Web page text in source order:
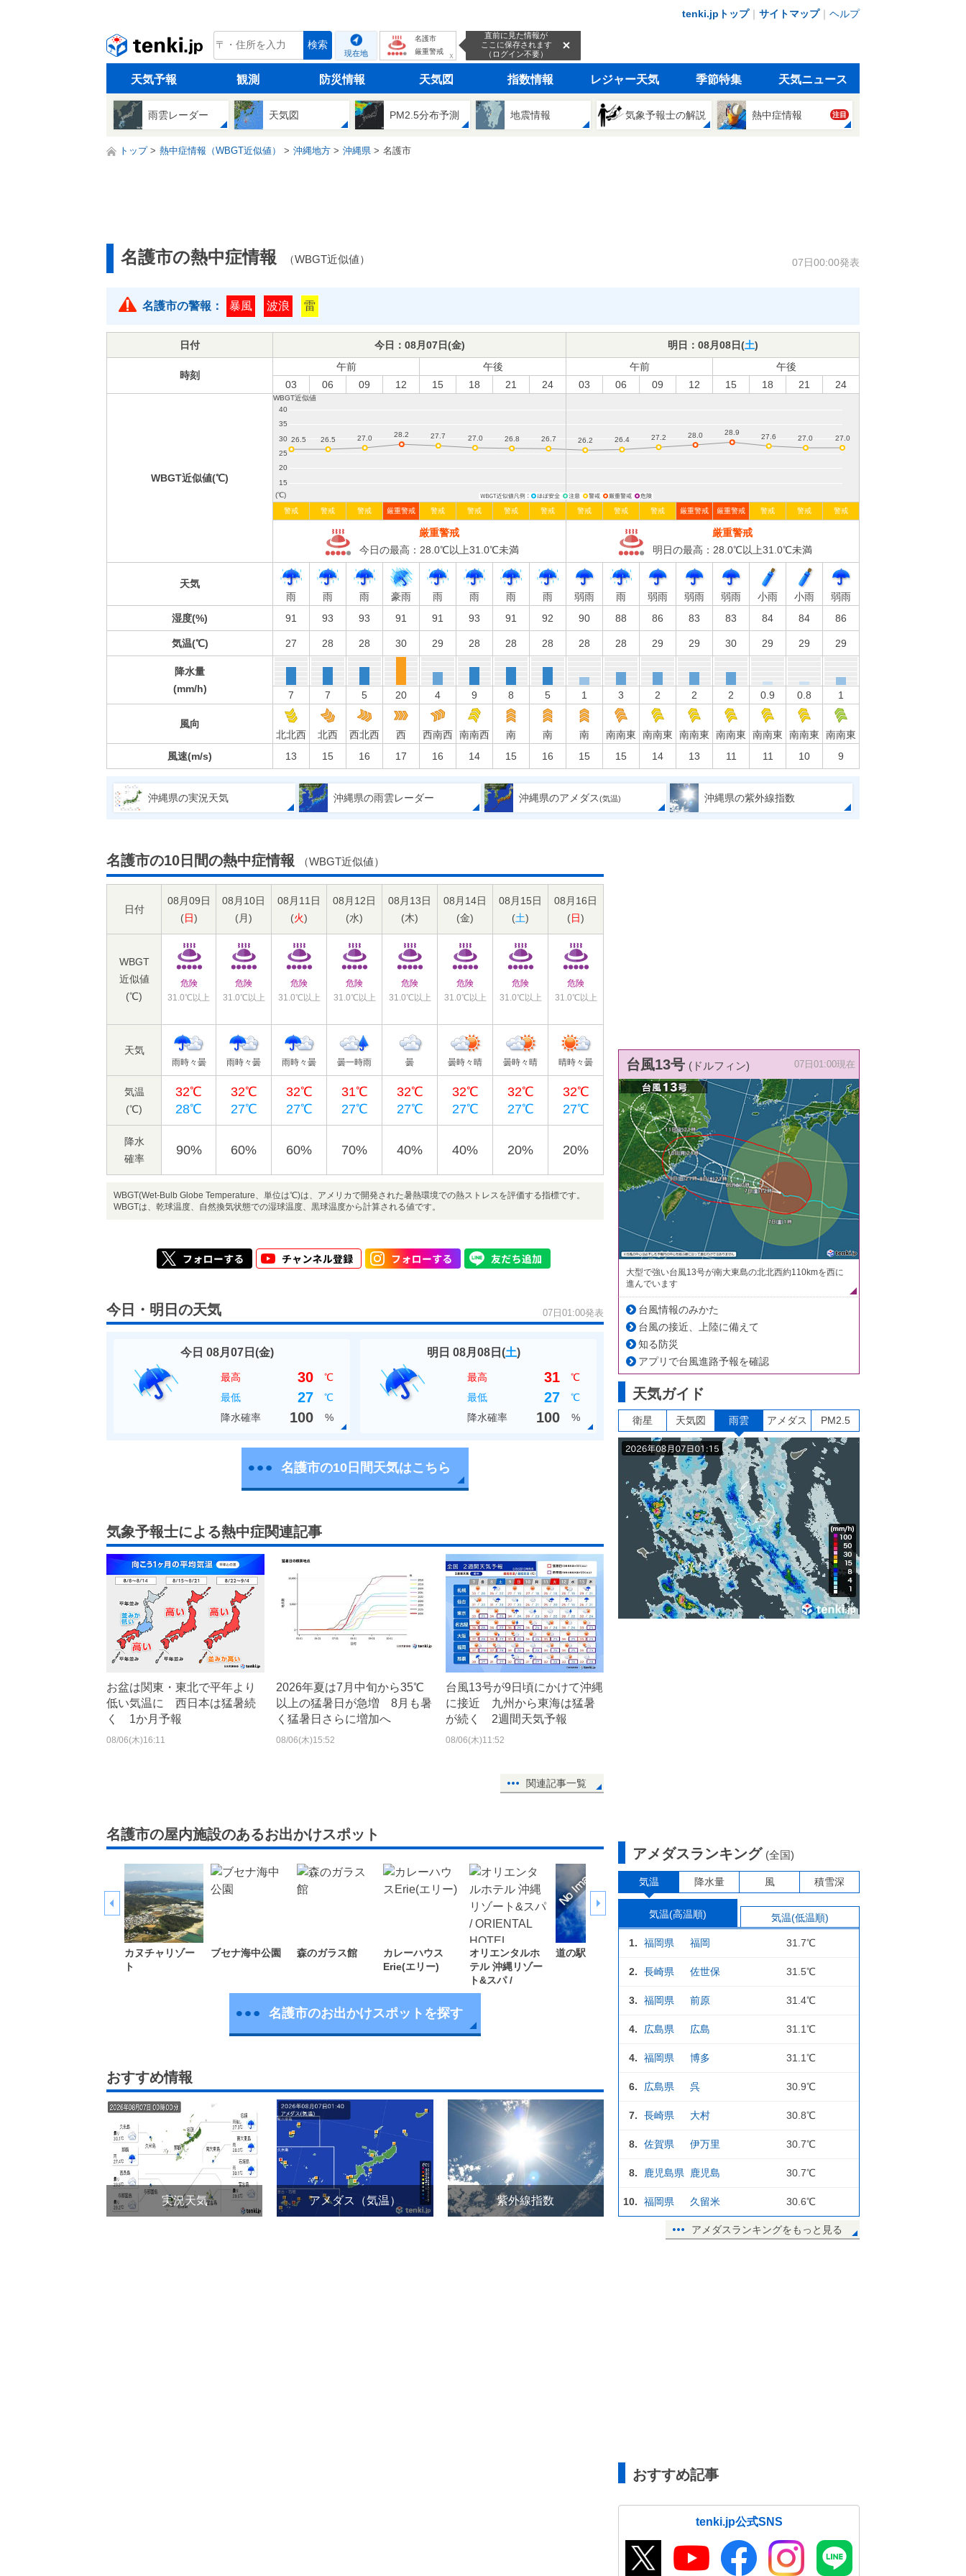
tenki.jpトップ｜ サイトマップ｜ ヘルプ
tenki.jp 検索
現在地
名護市
厳重警戒
ｘ
直前に見た情報が
ここに保存されます
（ログイン不要）
天気予報 観測 防災情報 天気図 指数情報 レジャー天気 季節特集 天気ニュース
雨雲レーダー 天気図 PM2.5分布予測 地震情報 気象予報士の解説 熱中症情報 注目
トップ 熱中症情報（WBGT近似値） 沖縄地方 沖縄県 名護市
名護市の熱中症情報 （WBGT近似値） 07日00:00発表
名護市の警報： 暴風 波浪 雷
日付 今日： 08月07日(金) 明日： 08月08日(土)
時刻
午前 午後 午前
午後
03
06 09 12 15 18 21 24 03 06 09 12 15 18 21 24
WBGT近似値(℃)
警戒 警戒 警戒 厳重警戒 警戒 警戒 警戒 警戒 警戒 警戒 警戒 厳重警戒 厳重警戒 警戒 警戒 警戒
厳重警戒
今日の最高：28.0℃以上31.0℃未満
厳重警戒
明日の最高：28.0℃以上31.0℃未満
天気
雨
雨 雨 豪雨 雨 雨 雨 雨 弱雨 雨 弱雨 弱雨 弱雨 小雨 小雨
弱雨
湿度(%)
91 93 93 91 91 93 91 92 90 88 86 83 83 84 84 86
気温(℃) 27 28 28 30 29 28 28 28 28 28 29 29 30 29 29 29
降水量
(mm/h)
7 7 5 20 4 9 8 5 1 3 2 2 2 0.9 0.8 1
風向
北北西
北西 西北西 西 西南西 南南西 南 南 南 南南東 南南東 南南東 南南東 南南東 南南東
南南東
風速(m/s)
13 15 16 17 16 14 15 16 15 15 14 13 11 11 10 9
沖縄県の実況天気 沖縄県の雨雲レーダー 沖縄県のアメダス(気温) 沖縄県の紫外線指数
名護市の10日間の熱中症情報 （WBGT近似値）
日付
08月09日
(日)
08月10日
(月)
08月11日
(火)
08月12日
(水)
08月13日
(木)
08月14日
(金)
08月15日
(土)
08月16日
(日)
WBGT
近似値
(℃)
危険
31.0℃以上
危険
31.0℃以上
危険
31.0℃以上
危険
31.0℃以上
危険
31.0℃以上
危険
31.0℃以上
危険
31.0℃以上
危険
31.0℃以上
天気
雨時々曇 雨時々曇 雨時々曇 曇一時雨 曇 曇時々晴 曇時々晴 晴時々曇
気温
(℃)
32℃
28℃
32℃
27℃
32℃
27℃
31℃
27℃
32℃
27℃
32℃
27℃
32℃
27℃
32℃
27℃
降水
確率
90% 60% 60% 70% 40% 40% 20% 20%
WBGT(Wet-Bulb Globe Temperature、単位は℃)は、アメリカで開発された暑熱環境での熱ストレスを評価する指標です。
WBGTは、乾球温度、自然換気状態での湿球温度、黒球温度から計算される値です。
今日・明日の天気 07日01:00発表
今日 08月07日(金)
最高 30
℃
最低
27
℃
降水確率
100 %
明日 08月08日(土)
最高 31
℃
最低
27
℃
降水確率
100 %
名護市の10日間天気はこちら
気象予報士による熱中症関連記事
お盆は関東・東北で平年より
低い気温に 西日本は猛暑続
く 1か月予報
08/06(木)16:11
2026年夏は7月中旬から35℃
以上の猛暑日が急増 8月も暑
く猛暑日さらに増加へ
08/06(木)15:52
台風13号が9日頃にかけて沖縄
に接近 九州から東海は猛暑
が続く 2週間天気予報
08/06(木)11:52
関連記事一覧
名護市の屋内施設のあるお出かけスポット
カヌチャリゾー
ト
ブセナ海中公園 森のガラス館
カレーハウス
Erie(エリー)
オリエンタルホ
テル 沖縄リゾー
ト&スパ /
ORIENTAL
OKINAWA
RESORT & SPA
道の駅 許田
工房
名護市のお出かけスポットを探す
おすすめ情報
実況天気 アメダス（気温） 紫外線指数
台風13号 (ドルフィン) 07日01:00現在
大型で強い台風13号が南大東島の北北西約110kmを西に
進んでいます
台風情報のみかた
台風の接近、上陸に備えて
知る防災
アプリで台風進路予報を確認
天気ガイド
衛星 天気図 雨雲 アメダス PM2.5
アメダスランキング (全国)
気温 降水量 風 積雪深
気温(高温順) 気温(低温順)
1. 福岡県 福岡 31.7℃
2. 長崎県 佐世保 31.5℃
3. 福岡県 前原 31.4℃
4. 広島県 広島 31.1℃
4. 福岡県 博多 31.1℃
6. 広島県 呉 30.9℃
7. 長崎県 大村 30.8℃
8. 佐賀県 伊万里 30.7℃
8. 鹿児島県 鹿児島 30.7℃
10. 福岡県 久留米 30.6℃
アメダスランキングをもっと見る
おすすめ記事
tenki.jp公式SNS